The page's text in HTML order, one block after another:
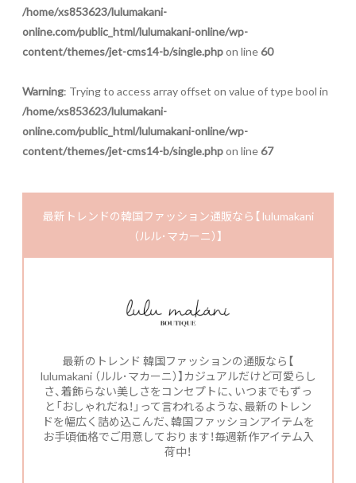
/home/xs853623/lulumakani-
online.com/public_html/lulumakani-online/wp-
content/themes/jet-cms14-b/single.phpon line60
Warning: Trying to access array offset on value of type bool in
/home/xs853623/lulumakani-
online.com/public_html/lulumakani-online/wp-
content/themes/jet-cms14-b/single.phpon line67
最新トレンドの韓国ファッション通販なら【 lulumakani
（ルル･マカーニ）】
最新のトレンド 韓国ファッションの通販なら【
lulumakani （ルル･マカーニ）】カジュアルだけど可愛らし
さ、着飾らない美しさをコンセプトに、いつまでもずっ
と「おしゃれだね！」って言われるような、最新のトレン
ドを幅広く詰め込こんだ、韓国ファッションアイテムを
お手頃価格でご用意しております！毎週新作アイテム入
荷中！